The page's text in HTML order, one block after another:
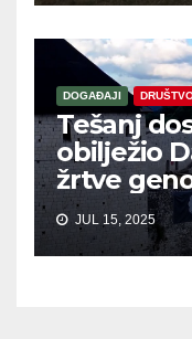
DOGAĐAJI
Tešanj
obilježio
žrtve
JUL 15, 2025